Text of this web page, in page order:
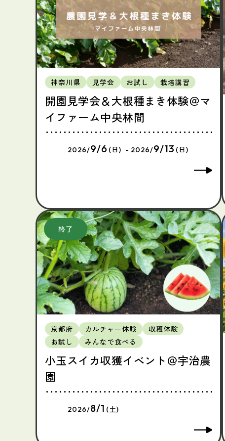
神奈川県 見学会 お試し 栽培講習
開園見学会＆大根種まき体験＠マ
イファーム中央林間
2026/9/6 (日) - 2026/9/13 (日)
京都府 カルチャー体験
収穫体験
お試し
みんなで食べる
小玉スイカ収獲イベント＠宇治農
園
2026/8/1 (土)